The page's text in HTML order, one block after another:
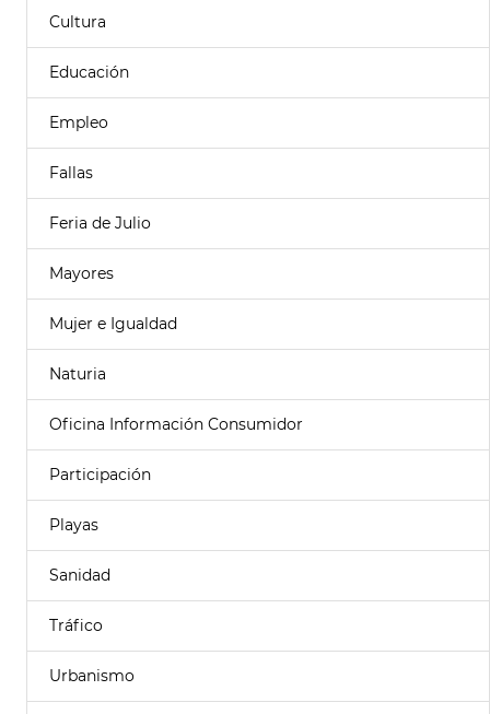
Cultura
Educación
Empleo
Fallas
Feria de Julio
Mayores
Mujer e Igualdad
Naturia
Oficina Información Consumidor
Participación
Playas
Sanidad
Tráfico
Urbanismo